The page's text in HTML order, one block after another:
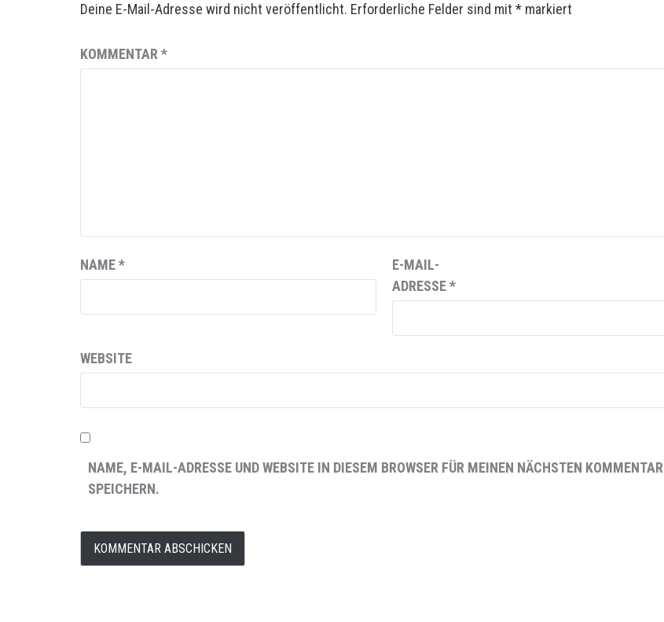
Deine E-Mail-Adresse wird nicht veröffentlicht. Erforderliche Felder sind mit * markiert
KOMMENTAR*
NAME*
E-MAIL-
ADRESSE*
WEBSITE
NAME, E-MAIL-ADRESSE UND WEBSITE IN DIESEM BROWSER FÜR MEINEN NÄCHSTEN KOMMENTAR
SPEICHERN.